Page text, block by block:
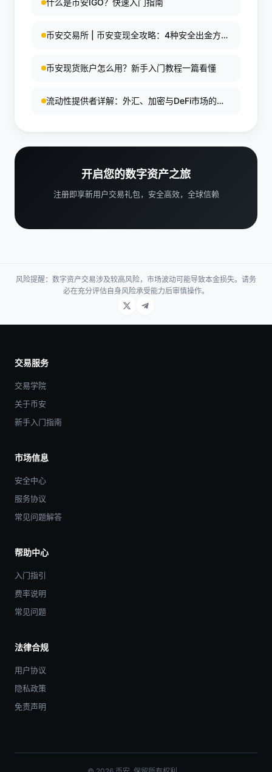
什么是币安IGO？快速入门指南
币安交易所 | 币安变现全攻略：4种安全出金方法
币安现货账户怎么用？新手入门教程一篇看懂
流动性提供者详解：外汇、加密与DeFi市场的核
开启您的数字资产之旅
注册即享新用户交易礼包，安全高效，全球信赖
风险提醒：数字资产交易涉及较高风险，市场波动可能导致本金损失。请务
必在充分评估自身风险承受能力后审慎操作。
交易服务
交易学院
关于币安
新手入门指南
市场信息
安全中心
服务协议
常见问题解答
帮助中心
入门指引
费率说明
常见问题
法律合规
用户协议
隐私政策
免责声明